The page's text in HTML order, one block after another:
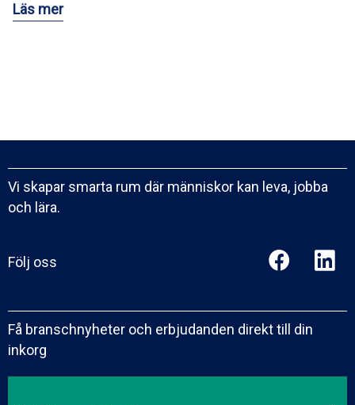
Läs mer
Vi skapar smarta rum där människor kan leva, jobba
och lära.
Följ oss
Få branschnyheter och erbjudanden direkt till din
inkorg